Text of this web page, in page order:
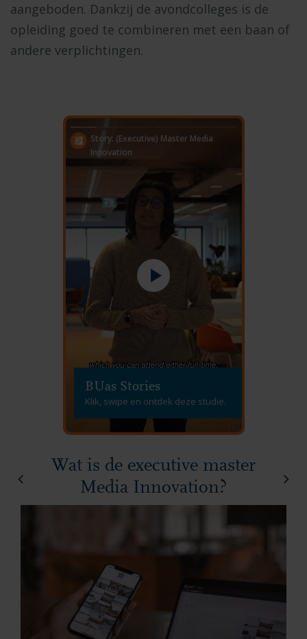
aangeboden. Dankzij de avondcolleges is de
opleiding goed te combineren met een baan of
andere verplichtingen.
Story: (Executive) Master Media
Innovation
BUas Stories
Klik, swipe en ontdek deze studie.
Wat is de executive master
Media Innovation?